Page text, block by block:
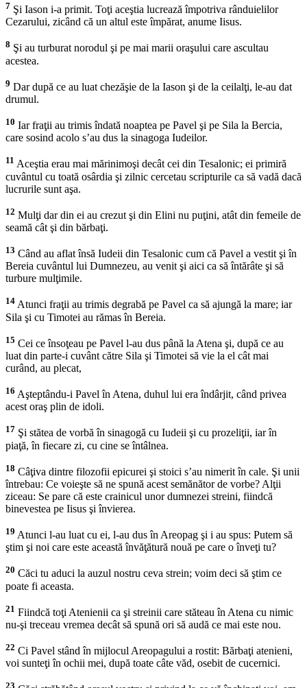
7 Şi Iason i-a primit. Toţi aceştia lucrează împotriva rânduielilor
Cezarului, zicând că un altul este împărat, anume Iisus.
8 Şi au turburat norodul şi pe mai marii oraşului care ascultau
acestea.
9 Dar după ce au luat chezăşie de la Iason şi de la ceilalţi, le-au dat
drumul.
10 Iar fraţii au trimis îndată noaptea pe Pavel şi pe Sila la Bercia,
care sosind acolo s’au dus la sinagoga Iudeilor.
11 Aceştia erau mai mărinimoşi decât cei din Tesalonic; ei primiră
cuvântul cu toată osârdia şi zilnic cercetau scripturile ca să vadă dacă
lucrurile sunt aşa.
12 Mulţi dar din ei au crezut şi din Elini nu puţini, atât din femeile de
seamă cât şi din bărbaţi.
13 Când au aflat însă Iudeii din Tesalonic cum că Pavel a vestit şi în
Bereia cuvântul lui Dumnezeu, au venit şi aici ca să întărâte şi să
turbure mulţimile.
14 Atunci fraţii au trimis degrabă pe Pavel ca să ajungă la mare; iar
Sila şi cu Timotei au rămas în Bereia.
15 Cei ce însoţeau pe Pavel l-au dus până la Atena şi, după ce au
luat din parte-i cuvânt către Sila şi Timotei să vie la el cât mai
curând, au plecat,
16 Aşteptându-i Pavel în Atena, duhul lui era îndârjit, când privea
acest oraş plin de idoli.
17 Şi stătea de vorbă în sinagogă cu Iudeii şi cu prozeliţii, iar în
piaţă, în fiecare zi, cu cine se întâlnea.
18 Câţiva dintre filozofii epicurei şi stoici s’au nimerit în cale. Şi unii
întrebau: Ce voieşte să ne spună acest semănător de vorbe? Alţii
ziceau: Se pare că este crainicul unor dumnezei streini, fiindcă
binevestea pe Iisus şi învierea.
19 Atunci l-au luat cu ei, l-au dus în Areopag şi i au spus: Putem să
ştim şi noi care este această învăţătură nouă pe care o înveţi tu?
20 Căci tu aduci la auzul nostru ceva strein; voim deci să ştim ce
poate fi aceasta.
21 Fiindcă toţi Atenienii ca şi streinii care stăteau în Atena cu nimic
nu-şi treceau vremea decât să spună ori să audă ce mai este nou.
22 Ci Pavel stând în mijlocul Areopagului a rostit: Bărbaţi atenieni,
voi sunteţi în ochii mei, după toate câte văd, osebit de cucernici.
23